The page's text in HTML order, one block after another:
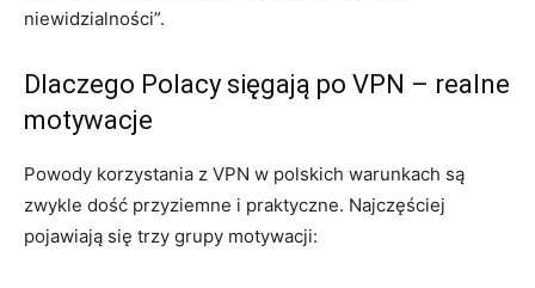
niewidzialności”.
Dlaczego Polacy sięgają po VPN – realne
motywacje
Powody korzystania z VPN w polskich warunkach są
zwykle dość przyziemne i praktyczne. Najczęściej
pojawiają się trzy grupy motywacji: